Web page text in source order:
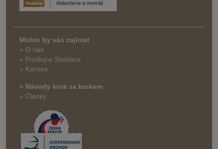
Mohlo by vás zajímat
» O nás
» Prodejny Stoklasa
» Kariéra
» Návody krok za krokem
» Články